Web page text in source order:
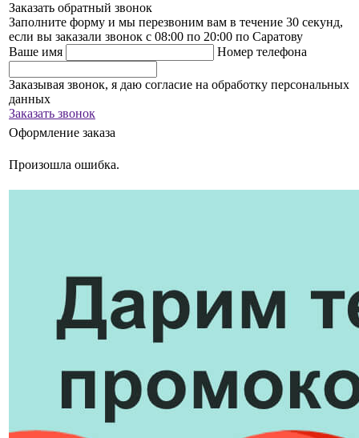
Заказать обратный звонок
Заполните форму и мы перезвоним вам в течение 30 секунд,
если вы заказали звонок с 08:00 по 20:00 по Саратову
Ваше имя
Номер телефона
Заказывая звонок, я даю согласие на обработку персональных
данных
Заказать звонок
Оформление заказа
Произошла ошибка.